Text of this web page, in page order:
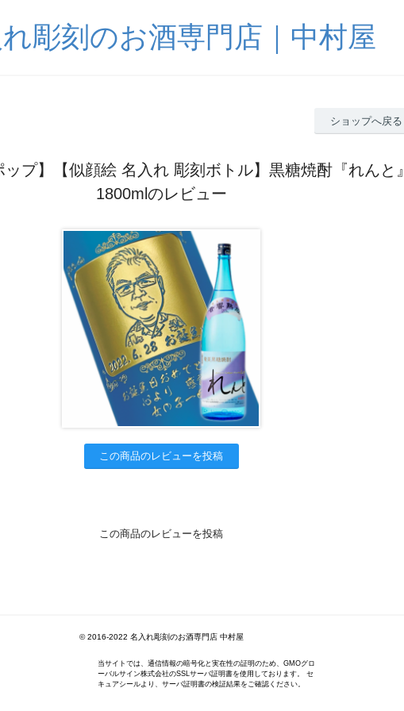
彫刻のお酒専門店｜中村屋
ショップへ戻る
ップ】【似顔絵 名入れ 彫刻ボトル】黒糖焼酎『れんと』
1800mlのレビュー
この商品のレビューを投稿
この商品のレビューを投稿
© 2016-2022 名入れ彫刻のお酒専門店 中村屋
当サイトでは、通信情報の暗号化と実在性の証明のため、GMOグロ
ーバルサイン株式会社のSSLサーバ証明書を使用しております。 セ
キュアシールより、サーバ証明書の検証結果をご確認ください。